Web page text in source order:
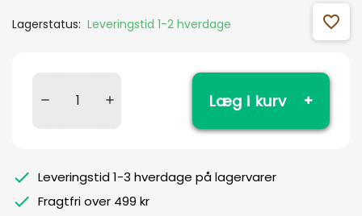
Lagerstatus: Leveringstid 1-2 hverdage favorite_outline
Læg i kurv
Leveringstid 1-3 hverdage på lagervarer
Fragtfri over 499 kr